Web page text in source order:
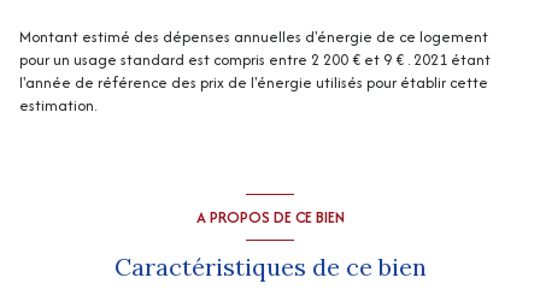
Montant estimé des dépenses annuelles d'énergie de ce logement
pour un usage standard est compris entre 2 200 € et 9 € . 2021 étant
l'année de référence des prix de l'énergie utilisés pour établir cette
estimation.
A PROPOS DE CE BIEN
Caractéristiques de ce bien